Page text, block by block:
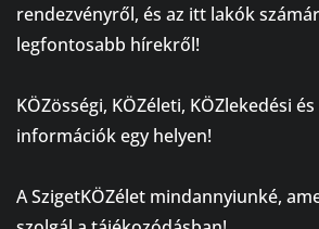
rendezvényről, és az itt lakók
legfontosabb hírekről!
KÖZösségi, KÖZéleti, KÖZlekedési
információk egy helyen!
A SzigetKÖZélet mindannyiunké,